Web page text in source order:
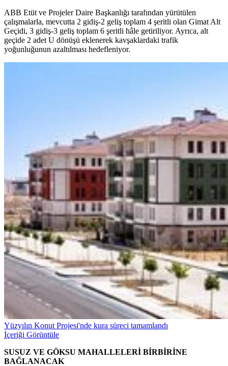
ABB Etüt ve Projeler Daire Başkanlığı tarafından yürütülen
çalışmalarla, mevcutta 2 gidiş-2 geliş toplam 4 şeritli olan Gimat Alt
Geçidi, 3 gidiş-3 geliş toplam 6 şeritli hâle getiriliyor. Ayrıca, alt
geçide 2 adet U dönüşü eklenerek kavşaklardaki trafik
yoğunluğunun azaltılması hedefleniyor.
Yüzyılın Konut Projesi'nde kura süreci tamamlandı
İçeriği Görüntüle
SUSUZ VE GÖKSU MAHALLELERİ BİRBİRİNE
BAĞLANACAK